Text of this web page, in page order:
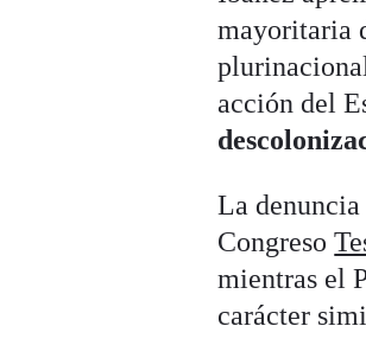
mayoritaria
acción del
La denuncia
Congreso
mientras el
carácter